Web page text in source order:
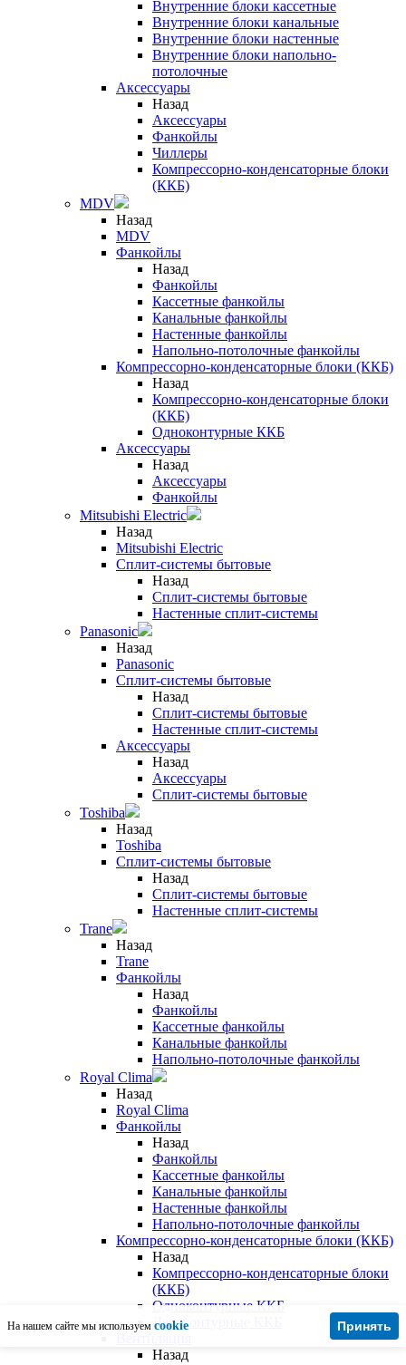
Внутренние блоки кассетные
Внутренние блоки канальные
Внутренние блоки настенные
Внутренние блоки напольно-
потолочные
Аксессуары
Назад
Аксессуары
Фанкойлы
Чиллеры
Компрессорно-конденсаторные блоки
(ККБ)
MDV
Назад
MDV
Фанкойлы
Назад
Фанкойлы
Кассетные фанкойлы
Канальные фанкойлы
Настенные фанкойлы
Напольно-потолочные фанкойлы
Компрессорно-конденсаторные блоки (ККБ)
Назад
Компрессорно-конденсаторные блоки
(ККБ)
Одноконтурные ККБ
Аксессуары
Назад
Аксессуары
Фанкойлы
Mitsubishi Electric
Назад
Mitsubishi Electric
Сплит-системы бытовые
Назад
Сплит-системы бытовые
Настенные сплит-системы
Panasonic
Назад
Panasonic
Сплит-системы бытовые
Назад
Сплит-системы бытовые
Настенные сплит-системы
Аксессуары
Назад
Аксессуары
Сплит-системы бытовые
Toshiba
Назад
Toshiba
Сплит-системы бытовые
Назад
Сплит-системы бытовые
Настенные сплит-системы
Trane
Назад
Trane
Фанкойлы
Назад
Фанкойлы
Кассетные фанкойлы
Канальные фанкойлы
Напольно-потолочные фанкойлы
Royal Clima
Назад
Royal Clima
Фанкойлы
Назад
Фанкойлы
Кассетные фанкойлы
Канальные фанкойлы
Настенные фанкойлы
Напольно-потолочные фанкойлы
Компрессорно-конденсаторные блоки (ККБ)
Назад
Компрессорно-конденсаторные блоки
(ККБ)
Одноконтурные ККБ
Двухконтурные ККБ
Назад
На нашем сайте мы используем cookie Принять